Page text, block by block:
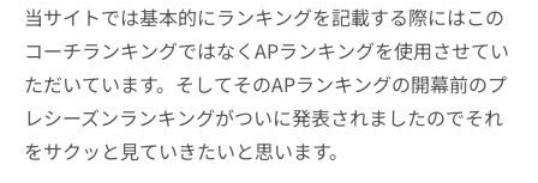
当サイトでは基本的にランキングを記載する際にはこの
コーチランキングではなくAPランキングを使用させてい
ただいています。そしてそのAPランキングの開幕前のプ
レシーズンランキングがついに発表されましたのでそれ
をサクッと見ていきたいと思います。